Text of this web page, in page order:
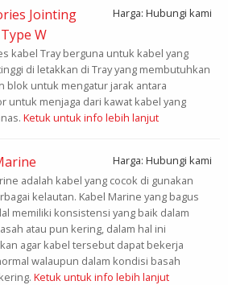
Jointing
W
Harga: Hubungi kami
kabel Tray berguna untuk kabel yang
di letakkan di Tray yang membutuhkan
blok untuk mengatur jarak antara
untuk menjaga dari kawat kabel yang
Ketuk untuk info lebih lanjut
Harga: Hubungi kami
adalah kabel yang cocok di gunakan
kelautan. Kabel Marine yang bagus
memiliki konsistensi yang baik dalam
atau pun kering, dalam hal ini
agar kabel tersebut dapat bekerja
walaupun dalam kondisi basah
Ketuk untuk info lebih lanjut